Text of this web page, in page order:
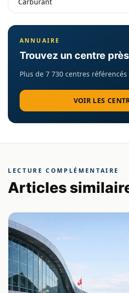
Carburant
ANNUAIRE
Trouvez un centre
Plus de 7 730 centres référencés
VOIR LES
LECTURE COMPLÉMENTAIRE
Articles